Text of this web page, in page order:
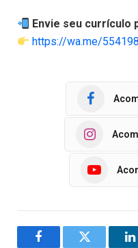
Envie seu currículo
https://wa.me/